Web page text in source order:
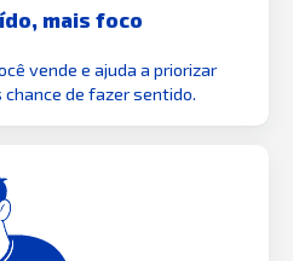
mais foco
vende e ajuda a priorizar
de fazer sentido.